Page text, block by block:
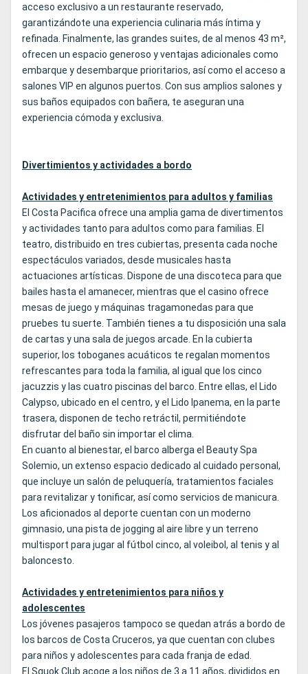
acceso exclusivo a un restaurante reservado,
garantizándote una experiencia culinaria más íntima y
refinada. Finalmente, las grandes suites, de al menos 43 m²,
ofrecen un espacio generoso y ventajas adicionales como
embarque y desembarque prioritarios, así como el acceso a
salones VIP en algunos puertos. Con sus amplios salones y
sus baños equipados con bañera, te aseguran una
experiencia cómoda y exclusiva.
Divertimientos y actividades a bordo
Actividades y entretenimientos para adultos y familias
El Costa Pacifica ofrece una amplia gama de divertimentos
y actividades tanto para adultos como para familias. El
teatro, distribuido en tres cubiertas, presenta cada noche
espectáculos variados, desde musicales hasta
actuaciones artísticas. Dispone de una discoteca para que
bailes hasta el amanecer, mientras que el casino ofrece
mesas de juego y máquinas tragamonedas para que
pruebes tu suerte. También tienes a tu disposición una sala
de cartas y una sala de juegos arcade. En la cubierta
superior, los toboganes acuáticos te regalan momentos
refrescantes para toda la familia, al igual que los cinco
jacuzzis y las cuatro piscinas del barco. Entre ellas, el Lido
Calypso, ubicado en el centro, y el Lido Ipanema, en la parte
trasera, disponen de techo retráctil, permitiéndote
disfrutar del baño sin importar el clima.
En cuanto al bienestar, el barco alberga el Beauty Spa
Solemio, un extenso espacio dedicado al cuidado personal,
que incluye un salón de peluquería, tratamientos faciales
para revitalizar y tonificar, así como servicios de manicura.
Los aficionados al deporte cuentan con un moderno
gimnasio, una pista de jogging al aire libre y un terreno
multisport para jugar al fútbol cinco, al voleibol, al tenis y al
baloncesto.
Actividades y entretenimientos para niños y
adolescentes
Los jóvenes pasajeros tampoco se quedan atrás a bordo de
los barcos de Costa Cruceros, ya que cuentan con clubes
para niños y adolescentes para cada franja de edad.
El Squok Club acoge a los niños de 3 a 11 años, divididos en